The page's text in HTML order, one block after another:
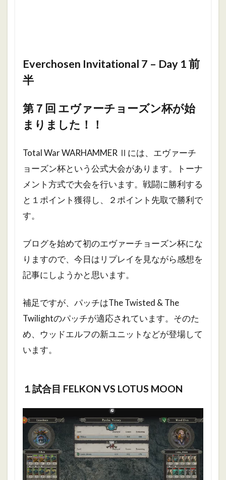
Everchosen Invitational 7 – Day 1 前
半
第７回 エヴァーチョーズン杯が始
まりました！！
Total War WARHAMMER Ⅱには、エヴァーチ
ョーズン杯という公式大会があります。トーナ
メント方式で大会を行います。戦闘に勝利する
と１ポイント獲得し、２ポイント先取で勝利で
す。
ブログを始めて初のエヴァーチョーズン杯にな
りますので、今日はリプレイを見ながら感想を
記事にしようかと思います。
補足ですが、パッチはThe Twisted & The
Twilightのパッチが適応されています。そのた
め、ウッドエルフの新ユニットなどが登場して
います。
１試合目 FELKON VS LOTUS MOON